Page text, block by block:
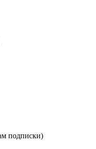
подписки)